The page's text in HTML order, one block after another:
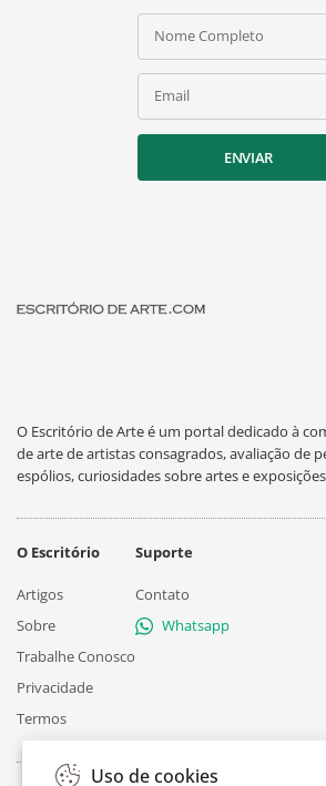
Nome Completo
Email
ENVIAR
O Escritório de Arte é um portal dedicado à
de arte de artistas consagrados, avaliação de
espólios, curiosidades sobre artes e
O Escritório
Artigos
Sobre
Trabalhe Conosco
Privacidade
Termos
Suporte
Contato
Whatsapp
Uso de cookies